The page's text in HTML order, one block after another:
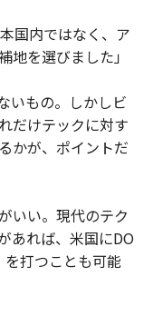
国内ではなく、ア
地を選びました」
いもの。しかしビ
だけテックに対す
かが、ポイントだ
いい。現代のテク
あれば、米国にDO
打つことも可能